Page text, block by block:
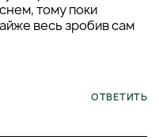
тому поки
весь зробив сам
ОТВЕТИТЬ